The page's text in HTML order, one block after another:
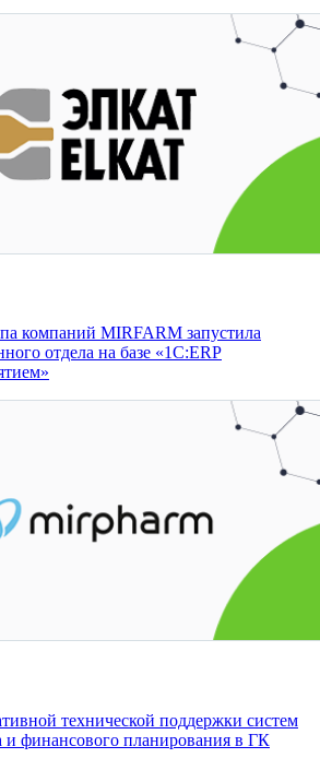
компаний MIRFARM запустила
отдела на базе «1С:ERP
технической поддержки систем
и финансового планирования в ГК